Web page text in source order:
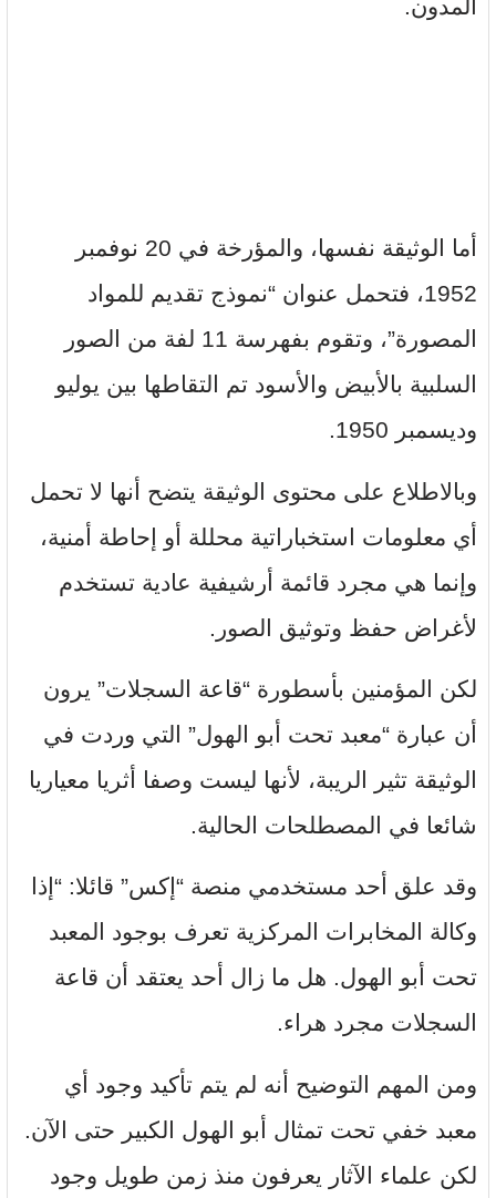
المدون.
أما الوثيقة نفسها، والمؤرخة في 20 نوفمبر
1952، فتحمل عنوان “نموذج تقديم للمواد
المصورة”، وتقوم بفهرسة 11 لفة من الصور
السلبية بالأبيض والأسود تم التقاطها بين يوليو
وديسمبر 1950.
وبالاطلاع على محتوى الوثيقة يتضح أنها لا تحمل
أي معلومات استخباراتية محللة أو إحاطة أمنية،
وإنما هي مجرد قائمة أرشيفية عادية تستخدم
لأغراض حفظ وتوثيق الصور.
لكن المؤمنين بأسطورة “قاعة السجلات” يرون
أن عبارة “معبد تحت أبو الهول” التي وردت في
الوثيقة تثير الريبة، لأنها ليست وصفا أثريا معياريا
شائعا في المصطلحات الحالية.
وقد علق أحد مستخدمي منصة “إكس” قائلا: “إذا
وكالة المخابرات المركزية تعرف بوجود المعبد
تحت أبو الهول. هل ما زال أحد يعتقد أن قاعة
السجلات مجرد هراء.
ومن المهم التوضيح أنه لم يتم تأكيد وجود أي
معبد خفي تحت تمثال أبو الهول الكبير حتى الآن.
لكن علماء الآثار يعرفون منذ زمن طويل وجود